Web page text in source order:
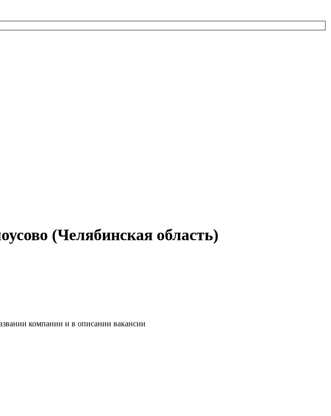
(Челябинская область)
компании и в описании вакансии